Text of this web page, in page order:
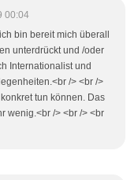
00:04
bin bereit mich überall
unterdrückt und /oder
Internationalist und
/> <br />
tun können. Das
wenig.<br /> <br /> <br